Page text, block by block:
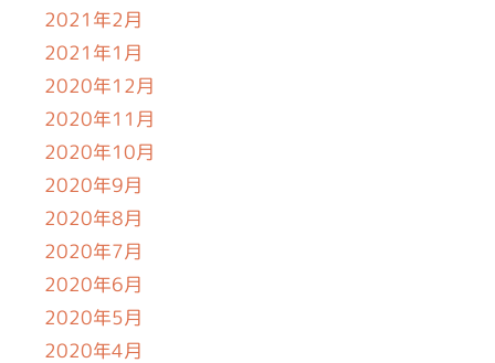
2021年2月
2021年1月
2020年12月
2020年11月
2020年10月
2020年9月
2020年8月
2020年7月
2020年6月
2020年5月
2020年4月